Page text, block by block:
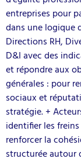
entreprises pour
dans une logique
Directions RH,
D&I avec des
et répondre aux
générales : pour
sociaux et
stratégie. +
identifier les
renforcer la
structurée autour